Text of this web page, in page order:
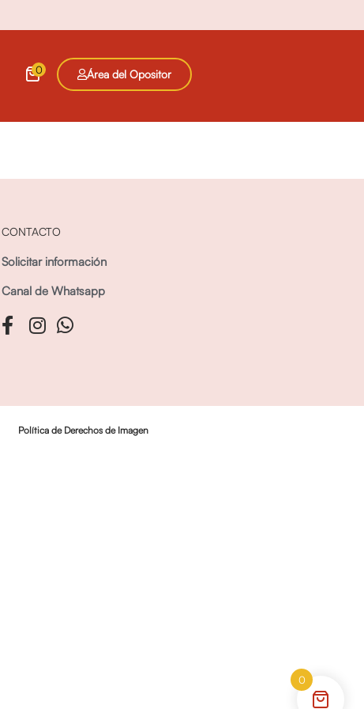
0 Área del Opositor
CONTACTO
Solicitar información
Canal de Whatsapp
Política de Derechos de Imagen
0